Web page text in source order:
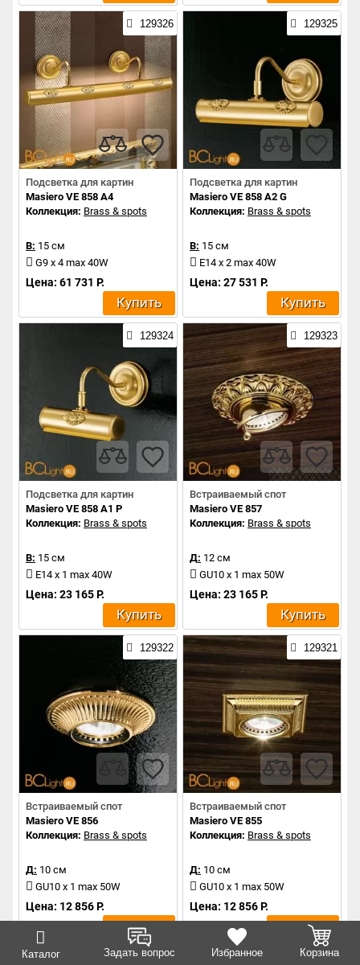
Каталог Задать вопрос Избранное Корзина
129326
Подсветка для картин
Masiero VE 858 A4
Коллекция: Brass & spots
В: 15 см
G9 x 4 max 40W
Цена: 61 731 Р.
Купить
129325
Подсветка для картин
Masiero VE 858 A2 G
Коллекция: Brass & spots
В: 15 см
E14 x 2 max 40W
Цена: 27 531 Р.
Купить
129324
Подсветка для картин
Masiero VE 858 A1 P
Коллекция: Brass & spots
В: 15 см
E14 x 1 max 40W
Цена: 23 165 Р.
Купить
129323
Встраиваемый спот
Masiero VE 857
Коллекция: Brass & spots
Д: 12 см
GU10 x 1 max 50W
Цена: 23 165 Р.
Купить
129322
Встраиваемый спот
Masiero VE 856
Коллекция: Brass & spots
Д: 10 см
GU10 x 1 max 50W
Цена: 12 856 Р.
Купить
129321
Встраиваемый спот
Masiero VE 855
Коллекция: Brass & spots
Д: 10 см
GU10 x 1 max 50W
Цена: 12 856 Р.
Купить
129320 129319